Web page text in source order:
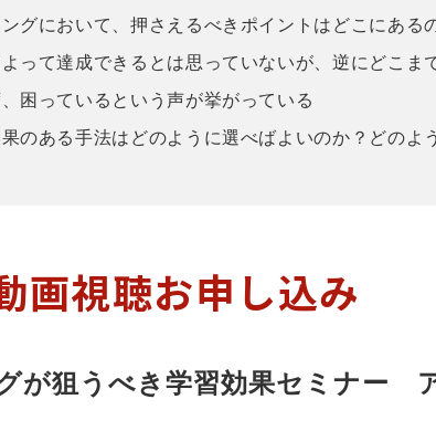
グにおいて、押さえるべきポイントはどこにある
って達成できるとは思っていないが、逆にどこま
困っているという声が挙がっている
のある手法はどのように選べばよいのか？どのよ
画視聴お申し込み
が狙うべき学習効果セミナー　